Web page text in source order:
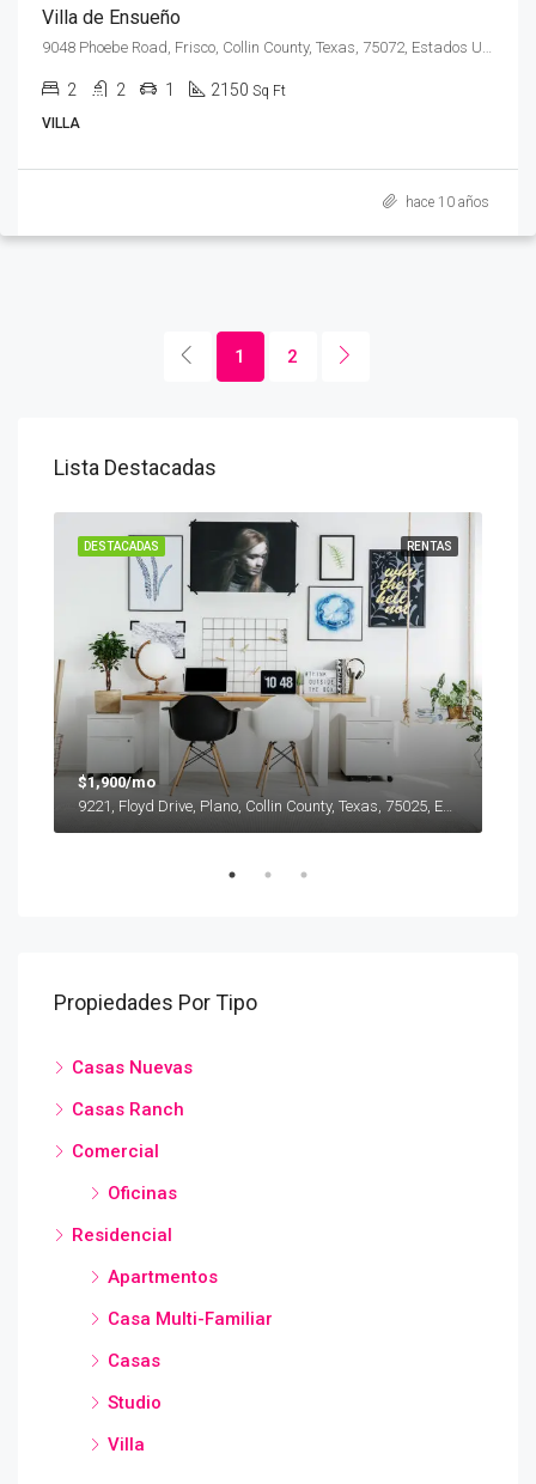
Villa de Ensueño
2 2 1 2150 Sq Ft
VILLA
hace 10 años
1 2
Lista Destacadas
RENTAS
DESTACADAS
$1,900/mo
9221, Floyd Drive, Plano, Collin County, Texas, 75025, Estados Unidos de América
Propiedades Por Tipo
Casas Nuevas
Casas Ranch
Comercial
Oficinas
Residencial
Apartmentos
Casa Multi-Familiar
Casas
Studio
Villa